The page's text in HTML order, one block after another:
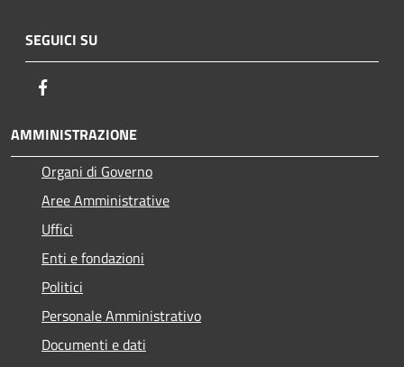
SEGUICI SU
AMMINISTRAZIONE
Organi di Governo
Aree Amministrative
Uffici
Enti e fondazioni
Politici
Personale Amministrativo
Documenti e dati